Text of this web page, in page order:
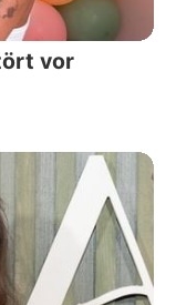
vor